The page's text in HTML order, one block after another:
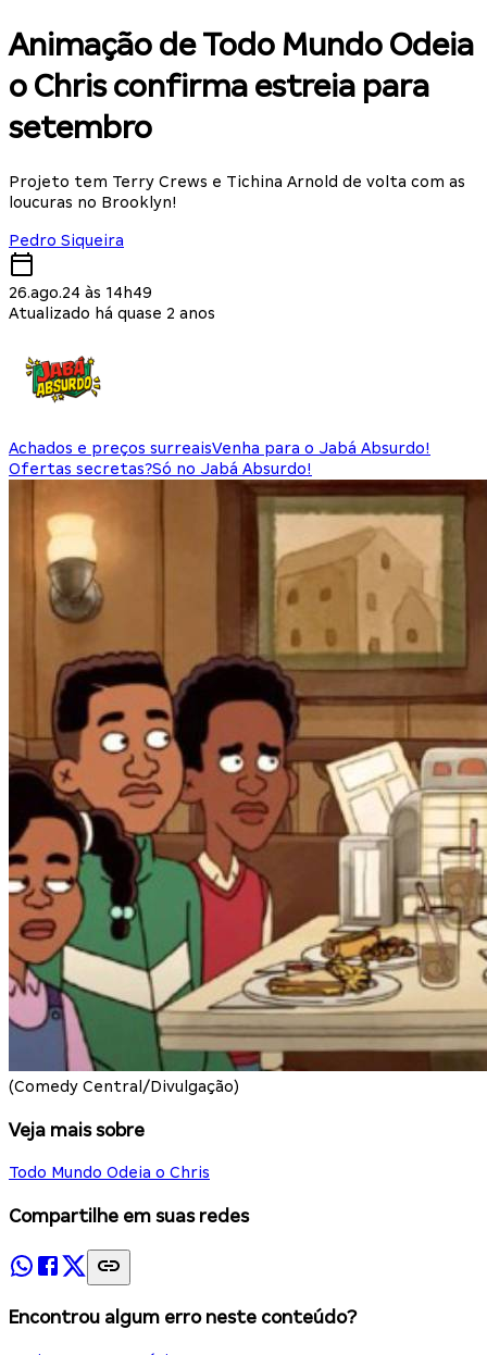
Animação de Todo Mundo Odeia
o Chris confirma estreia para
setembro
Projeto tem Terry Crews e Tichina Arnold de volta com as
loucuras no Brooklyn!
Pedro Siqueira
26.ago.24 às 14h49
Atualizado há quase 2 anos
Achados e preços surreaisVenha para o Jabá Absurdo!
Ofertas secretas?Só no Jabá Absurdo!
(Comedy Central/Divulgação)
Veja mais sobre
Todo Mundo Odeia o Chris
Compartilhe em suas redes
Encontrou algum erro neste conteúdo?